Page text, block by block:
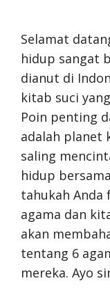
Selamat
hidup sangat
dianut di
kitab suci
Poin penting
adalah planet
saling
hidup
tahukah
agama dan
akan
tentang 6
mereka. Ayo